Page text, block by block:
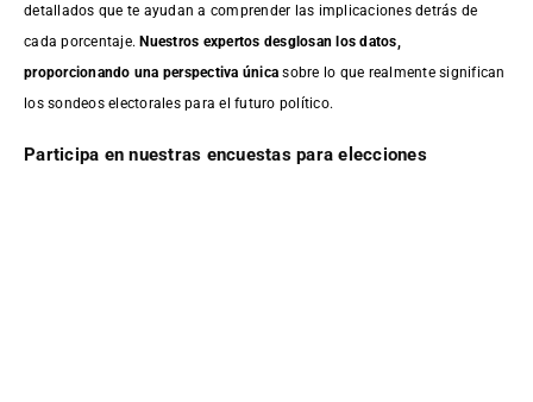
detallados que te ayudan a comprender las implicaciones detrás de
cada porcentaje.Nuestros expertos desglosan los datos,
proporcionando una perspectiva única sobre lo que realmente significan
los sondeos electorales para el futuro político.
Participa en nuestras encuestas para elecciones